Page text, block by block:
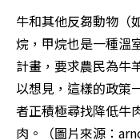
牛和其他反芻動物（
烷，甲烷也是一種溫
計畫，要求農民為牛
以想見，這樣的政策
者正積極尋找降低牛
肉。（圖片來源：